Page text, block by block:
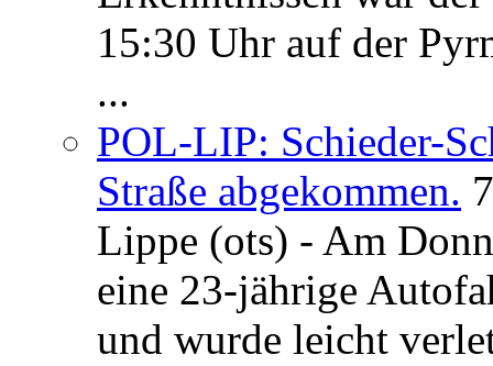
15:30 Uhr auf der
...
POL-LIP: Schieder-
Straße abgekommen.
Lippe (ots) - Am
eine 23-jährige
und wurde leicht